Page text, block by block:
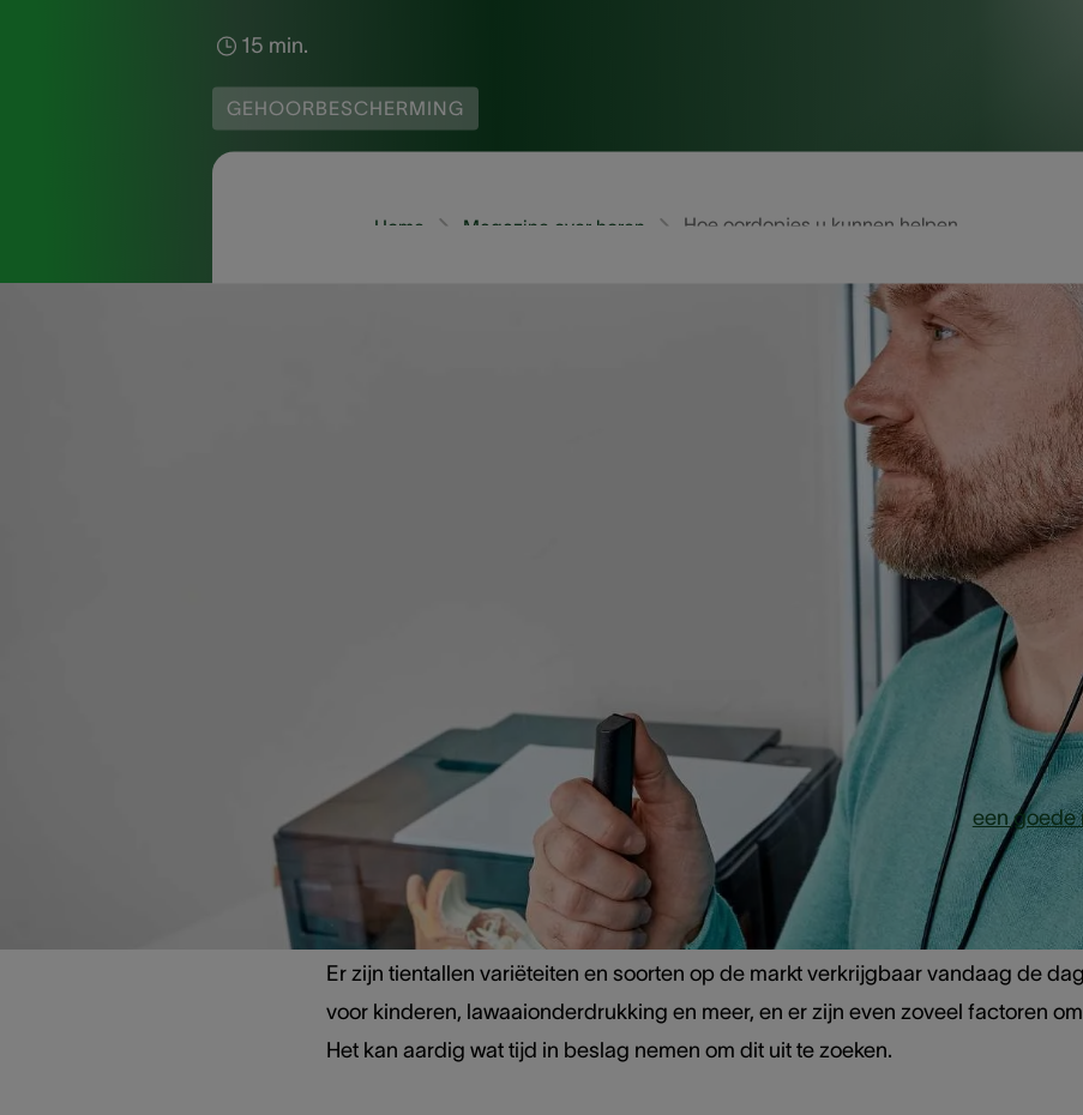
15 min.
GEHOORBESCHERMING
Hoe oordopjes u kunnen helpen
Magazine over horen
Home
Oordopjes hebben een reeks van voordelen. Ze bevorderen de aandacht en
gehoor te beschermen, zowel op de korte als de lange termijn. Omdat er veel
zijn om ze te gebruiken, verkent deze gids de materialen, kosten, het gebruik,
moet gebruiken, hoe ze werken, inbrengingstechnieken en waar de beste
Voordat u nieuwe
hier een paar dingen om te
Of u nu moeite hebt om u thuis of op het kantoor te concentreren, wordt
per vliegtuig reist en overnacht in onbekende hotels, of gewoonweg een goede
oordopjes kunnen helpen
Er zijn tientallen variëteiten en soorten op de markt verkrijgbaar vandaag de
voor kinderen, lawaaionderdrukking en meer, en er zijn even zoveel factoren
Het kan aardig wat tijd in beslag nemen om dit uit te zoeken.